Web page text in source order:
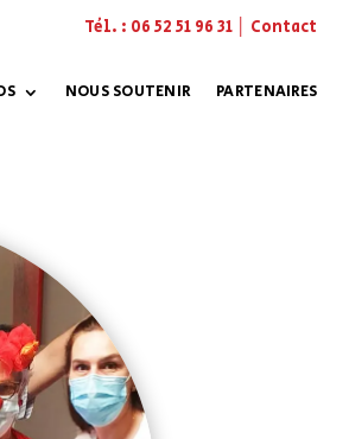
Tél. : 06 52 51 96 31 Contact
NOUS SOUTENIR PARTENAIRES